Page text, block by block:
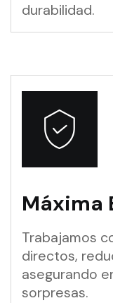
durabilidad.
Máxima
Trabajamos
directos,
asegurando
sorpresas.